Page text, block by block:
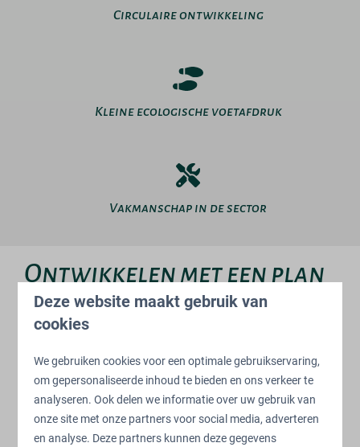
Circulaire ontwikkeling
Kleine ecologische voetafdruk
Vakmanschap in de sector
Ontwikkelen met een plan
Wij moedigen het buitenleven en recreatieve
activiteiten aan. Ook koesteren we een prachtige, maar
bovenal groene omgeving als plek om van je vrije tijd
te genieten. Om dit te bewerkstelligen werken wij met
een aantal pijlers:
Ontwikkeling van onze recreatiewoningen naar
Deze website maakt gebruik van
cookies
We gebruiken cookies voor een optimale gebruikservaring,
om gepersonaliseerde inhoud te bieden en ons verkeer te
analyseren. Ook delen we informatie over uw gebruik van
onze site met onze partners voor social media, adverteren
en analyse. Deze partners kunnen deze gegevens